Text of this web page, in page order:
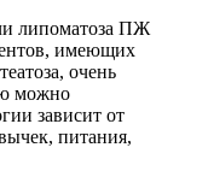
липоматоза ПЖ
имеющих
очень
можно
зависит от
питания,